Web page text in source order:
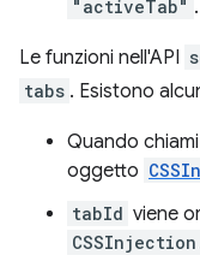
"activeTab" .
Le funzioni nell'API
tabs . Esistono
Quando
oggetto
tabId viene